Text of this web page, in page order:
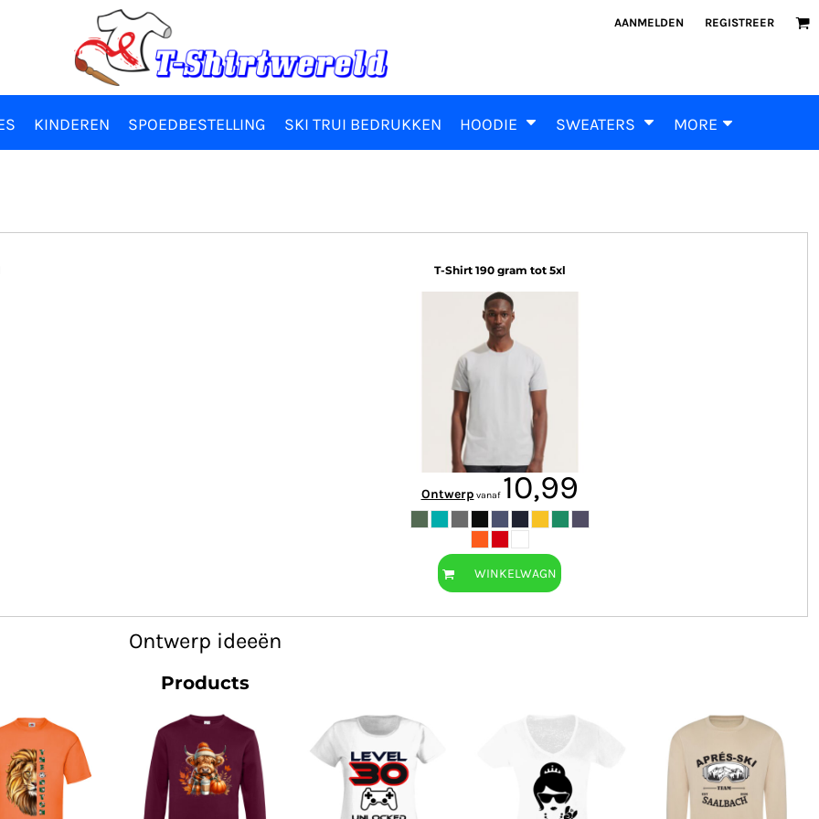
AANMELDEN REGISTREER
KINDEREN SPOEDBESTELLING SKI TRUI BEDRUKKEN HOODIE SWEATERS MORE
T-Shirt 190 gram tot 5xl
Ontwerp vanaf 10,99
WINKELWAGN
Ontwerp ideeën
Products